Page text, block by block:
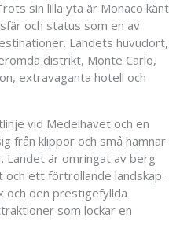
sin lilla yta är Monaco känt
och status som en av
Landets huvudort,
distrikt, Monte Carlo,
extravaganta hotell och
vid Medelhavet och en
från klippor och små hamnar
Landet är omringat av berg
och ett förtrollande landskap.
och den prestigefyllda
som lockar en